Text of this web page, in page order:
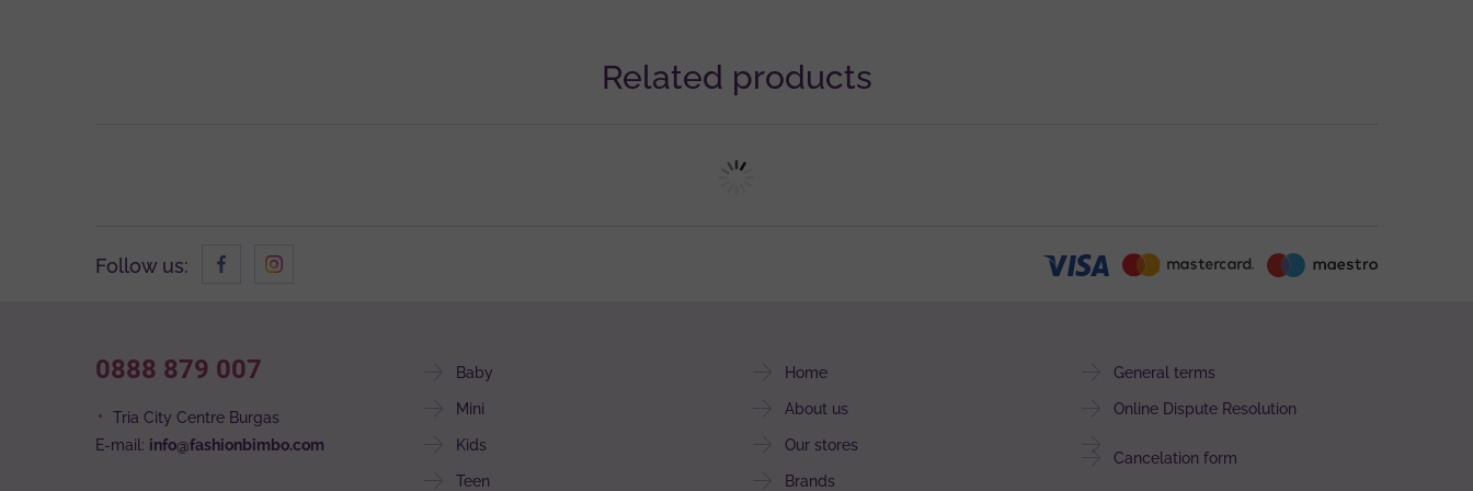
Related products
Follow us:
0888 879 007
Tria City Centre Burgas
E-mail: info@fashionbimbo.com
Baby
Mini
Kids
Teen
Home
About us
Our stores
Brands
General terms
Online Dispute Resolution
Cancelation form